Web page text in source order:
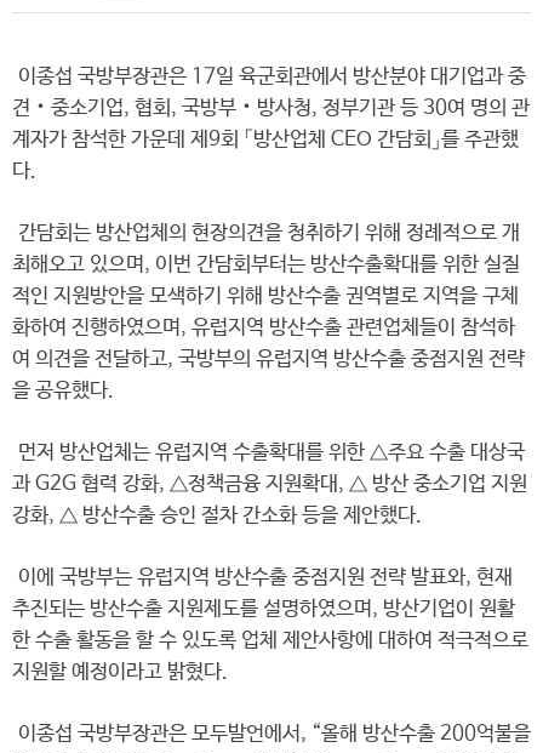
이종섭 국방부장관은 17일 육군회관에서 방산분야 대기업과 중
견‧중소기업, 협회, 국방부‧방사청, 정부기관 등 30여 명의 관
계자가 참석한 가운데 제9회 「방산업체 CEO 간담회」를 주관했
다.
간담회는 방산업체의 현장의견을 청취하기 위해 정례적으로 개
최해오고 있으며, 이번 간담회부터는 방산수출확대를 위한 실질
적인 지원방안을 모색하기 위해 방산수출 권역별로 지역을 구체
화하여 진행하였으며, 유럽지역 방산수출 관련업체들이 참석하
여 의견을 전달하고, 국방부의 유럽지역 방산수출 중점지원 전략
을 공유했다.
먼저 방산업체는 유럽지역 수출확대를 위한 △주요 수출 대상국
과 G2G 협력 강화, △정책금융 지원확대, △ 방산 중소기업 지원
강화, △ 방산수출 승인 절차 간소화 등을 제안했다.
이에 국방부는 유럽지역 방산수출 중점지원 전략 발표와, 현재
추진되는 방산수출 지원제도를 설명하였으며, 방산기업이 원활
한 수출 활동을 할 수 있도록 업체 제안사항에 대하여 적극적으로
지원할 예정이라고 밝혔다.
이종섭 국방부장관은 모두발언에서, “올해 방산수출 200억불을